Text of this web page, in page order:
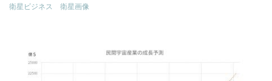
衛星ビジネス
衛星画像